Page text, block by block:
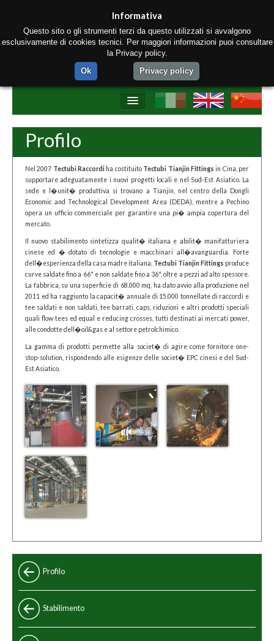
Home
Chi siamo
Prodotti
Materiali
Strumenti di produzione
Contatti
Profilo
Nel 2007 Tectubi Raccordi ha costituito Tectubi Tianjin Fittings in Cina, per
supportare adeguatamente i nuovi progetti locali e nel Sud-Est Asiatico. La
sede e l�unit� produttiva si trovano a Tianjin, nel centro della Dongli
Economic and Technological Development Area (DEDA), mentre a Pechino
opera un ufficio commerciale per garantire una pi� ampia copertura del
mercato.
Il nuovo stabilimento sintetizza qualit� italiana e abilit� manifatturiera
cinese ed � dotato di tecnologie e macchinari all�avanguardia. Forte
dell�esperienza della casa madre italiana, Tectubi Tianjin Fittings produce
curve saldate fino a 66" e non saldate fino a 36", oltre a pezzi ad alto spessore.
La fabbrica, su una superficie di 68.000 mq, ha dato avvio alla produzione nel
2011 ed ha raggiunto la capacit� annuale di 15.000 tonnellate di raccordi e
tee saldati e non saldati, tee barrati, caps, riduzioni e altri prodotti speciali
quali flow tees ed equal e reducing crosses, tutti destinati ai mercati power,
alle condotte dell�oil&gas e al settore petrolchimico.
La gamma di prodotti permette alla societ� di agire come fornitore one-
stop-solution, rispondendo alle esigenze delle societ� EPC cinesi e del Sud-
Est Asiatico.
Profilo
Stabilimento
Informativa
Questo sito o gli strumenti terzi da questo utilizzati si avvalgono
esclusivamente di cookies tecnici. Per maggiori informazioni puoi consultare
la Privacy policy.
Ok
Privacy policy